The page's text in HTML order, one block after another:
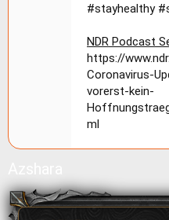
#stayhealthy
NDR Podcast
https://
Coronavirus-
vorerst-kein-
ml